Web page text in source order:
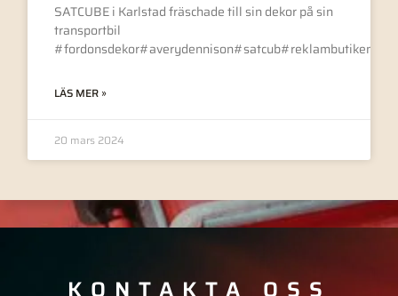
SATCUBE i Karlstad fräschade till sin dekor på sin
transportbil
LÄS MER »
20 mars 2024